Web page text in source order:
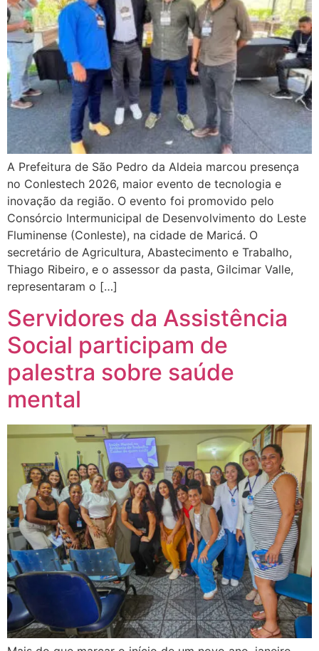
A Prefeitura de São Pedro da Aldeia marcou presença
no Conlestech 2026, maior evento de tecnologia e
inovação da região. O evento foi promovido pelo
Consórcio Intermunicipal de Desenvolvimento do Leste
Fluminense (Conleste), na cidade de Maricá. O
secretário de Agricultura, Abastecimento e Trabalho,
Thiago Ribeiro, e o assessor da pasta, Gilcimar Valle,
representaram o […]
Servidores da Assistência
Social participam de
palestra sobre saúde
mental